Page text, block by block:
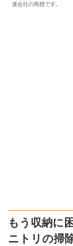
連会社の商標です。
もう収納に
ニトリの掃